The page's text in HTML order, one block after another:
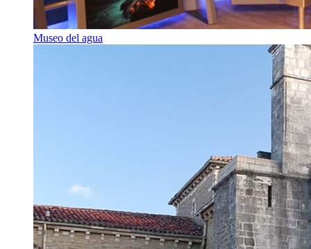
Museo del agua